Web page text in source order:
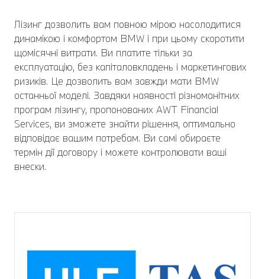
Лізинг дозволить вам повною мірою насолодитися
динамікою і комфортом BMW і при цьому скоротити
щомісячні витрати. Ви платите тільки за
експлуатацію, без капіталовкладень і маркетингових
ризиків. Це дозволить вам завжди мати BMW
останньої моделі. Завдяки наявності різноманітних
програм лізингу, пропонованих AWT Financial
Services, ви зможете знайти рішення, оптимально
відповідає вашим потребам. Ви самі обираєте
термін дії договору і можете контролювати ваші
внески.